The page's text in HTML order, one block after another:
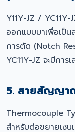
Y11Y-JZ /
ออกแบบมาเพื่อเป็น
การตัด (Notch
YC11Y-JZ จะมีก
5. สายสัญญา
Thermocouple
สำหรับต่อขยายเซ